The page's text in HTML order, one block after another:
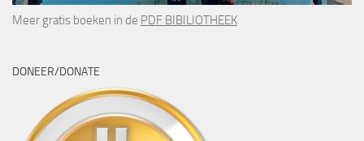
Meer gratis boeken in de PDF BIBILIOTHEEK
DONEER/DONATE